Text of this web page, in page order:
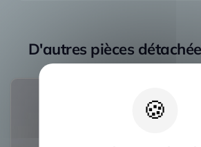
D'autres pièces